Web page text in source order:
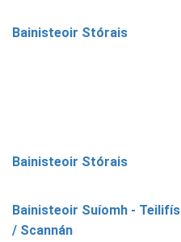
Bainisteoir Stórais
Bainisteoir Stórais
Bainisteoir Suíomh - Teilifís
/ Scannán